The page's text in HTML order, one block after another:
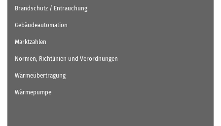
Brandschutz / Entrauchung
Gebäudeautomation
Marktzahlen
Normen, Richtlinien und Verordnungen
Wärmeübertragung
Wärmepumpe